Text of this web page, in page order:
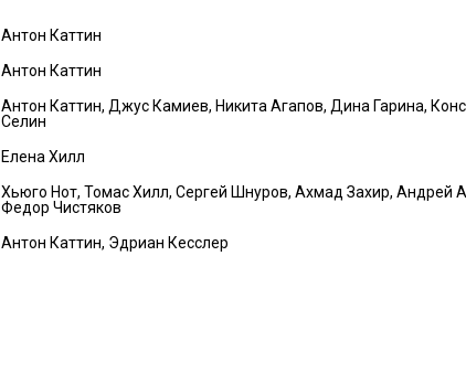
Антон Каттин
Антон Каттин
Антон Каттин, Джус Камиев, Никита Агапов, Дина Гарина,
Селин
Елена Хилл
Хьюго Нот, Томас Хилл, Сергей Шнуров, Ахмад Захир, Андрей
Федор Чистяков
Антон Каттин, Эдриан Кесслер